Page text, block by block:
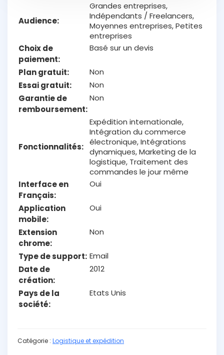
Audience
Grandes entreprises,
Indépendants / Freelancers,
Moyennes entreprises, Petites
entreprises
Choix de
paiement
Basé sur un devis
Plan gratuit
Non
Essai gratuit
Non
Garantie de
remboursement
Non
Fonctionnalités
Expédition internationale,
Intégration du commerce
électronique, Intégrations
dynamiques, Marketing de la
logistique, Traitement des
commandes le jour même
Interface en
Français
Oui
Application
mobile
Oui
Extension
chrome
Non
Type de support Email
Date de
création
2012
Pays de la
société
Etats Unis
Catégorie : Logistique et expédition